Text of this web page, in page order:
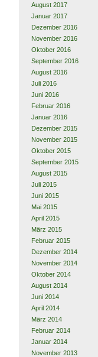
August 2017
Januar 2017
Dezember 2016
November 2016
Oktober 2016
September 2016
August 2016
Juli 2016
Juni 2016
Februar 2016
Januar 2016
Dezember 2015
November 2015
Oktober 2015
September 2015
August 2015
Juli 2015
Juni 2015
Mai 2015
April 2015
März 2015
Februar 2015
Dezember 2014
November 2014
Oktober 2014
August 2014
Juni 2014
April 2014
März 2014
Februar 2014
Januar 2014
November 2013